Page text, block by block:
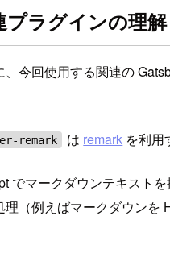
プラグインの理解
今回使用する関連の
remark は remark を利用
でマークダウンテキスト
（例えばマークダウンを